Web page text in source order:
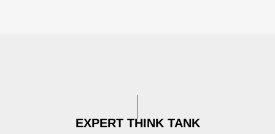
EXPERT THINK TANK